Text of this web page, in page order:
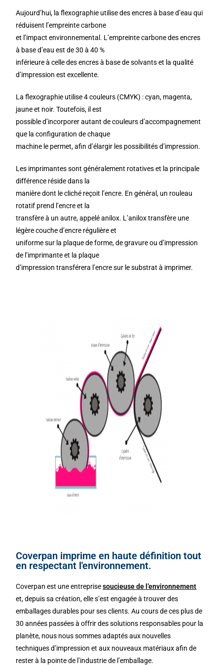
Aujourd’hui, la flexographie utilise des encres à base d’eau qui
réduisent l’empreinte carbone
et l’impact environnemental. L’empreinte carbone des encres
à base d’eau est de 30 à 40 %
inférieure à celle des encres à base de solvants et la qualité
d’impression est excellente.
La flexographie utilise 4 couleurs (CMYK) : cyan, magenta,
jaune et noir. Toutefois, il est
possible d’incorporer autant de couleurs d’accompagnement
que la configuration de chaque
machine le permet, afin d’élargir les possibilités d’impression.
Les imprimantes sont généralement rotatives et la principale
différence réside dans la
manière dont le cliché reçoit l’encre. En général, un rouleau
rotatif prend l’encre et la
transfère à un autre, appelé anilox. L’anilox transfère une
légère couche d’encre régulière et
uniforme sur la plaque de forme, de gravure ou d’impression
de l’imprimante et la plaque
d’impression transférera l’encre sur le substrat à imprimer.
Coverpan imprime en haute définition tout
en respectant l'environnement.
Coverpan est une entreprisesoucieuse de l’environnement
et, depuis sa création, elle s’estengagée à trouver des
emballages durables pour ses clients. Au cours de ces plus de
30années passées à offrir des solutions responsables pour la
planète, nous nous sommesadaptés aux nouvelles
techniques d’impression et aux nouveaux matériaux afin de
rester à la pointe de l’industrie de l’emballage.